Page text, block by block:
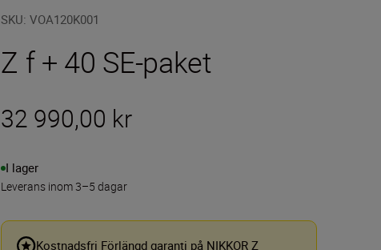
SKU:VOA120K001
Z f + 40 SE-paket
32 990,00 kr
I lager
Leverans inom 3–5 dagar
Kostnadsfri Förlängd garanti på NIKKOR Z